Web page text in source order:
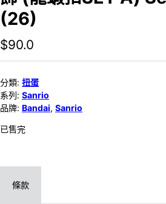
(26)
$90.0
分類: 扭蛋
系列: Sanrio
品牌: Bandai, Sanrio
已售完
條款